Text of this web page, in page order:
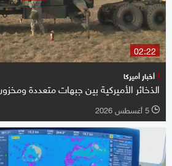
02:22
أخبار أميركا
الذخائر الأميركية بين جبهات متعددة
l 5 أغسطس 2026